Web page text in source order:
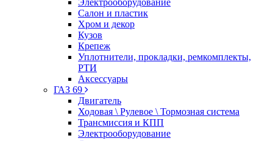
Электрооборудование
Салон и пластик
Хром и декор
Кузов
Крепеж
Уплотнители, прокладки, ремкомплекты,
РТИ
Аксессуары
ГАЗ 69
Двигатель
Ходовая \ Рулевое \ Тормозная система
Трансмиссия и КПП
Электрооборудование